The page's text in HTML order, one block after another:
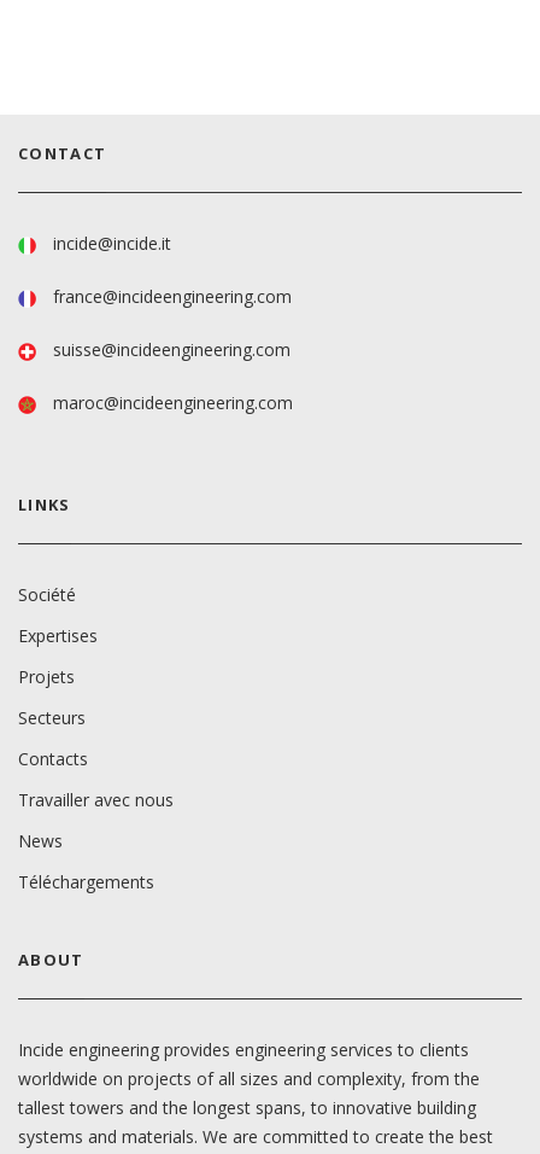
CONTACT
incide@incide.it
france@incideengineering.com
suisse@incideengineering.com
maroc@incideengineering.com
LINKS
Société
Expertises
Projets
Secteurs
Contacts
Travailler avec nous
News
Téléchargements
ABOUT
Incide engineering provides engineering services to clients
worldwide on projects of all sizes and complexity, from the
tallest towers and the longest spans, to innovative building
systems and materials. We are committed to create the best